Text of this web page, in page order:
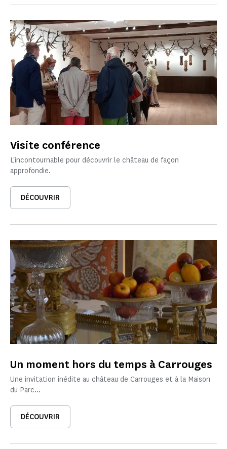
Visite conférence
L'incontournable pour découvrir le château de façon
approfondie.
DÉCOUVRIR
Un moment hors du temps à Carrouges
Une invitation inédite au château de Carrouges et à la Maison
du Parc...
DÉCOUVRIR